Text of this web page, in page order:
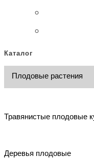
Каталог
Плодовые растения
Травянистые плодовые
Деревья плодовые